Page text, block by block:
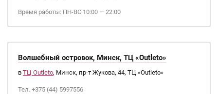
Время работы: ПН-ВС 10:00 — 22:00
Волшебный островок, Минск, ТЦ «Outleto»
в ТЦ Outleto, Минск, пр-т Жукова, 44, ТЦ «Outleto»
Тел. +375 (44) 5997556